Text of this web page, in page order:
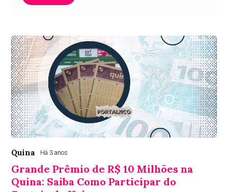
Quina Há 3 anos
Grande Prêmio de R$ 10 Milhões na
Quina: Saiba Como Participar do